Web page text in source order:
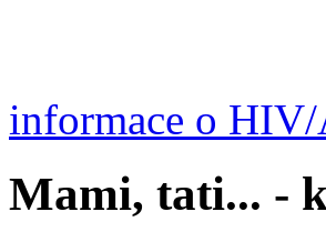
informace o
Mami, tati... -